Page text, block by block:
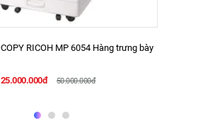
RICOH MP 6054 Hàng trưng bày
25.000.000đ 50.000.000đ